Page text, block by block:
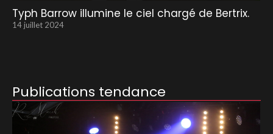
Typh Barrow illumine le ciel chargé de Bertrix.
14 juillet 2024
Publications tendance